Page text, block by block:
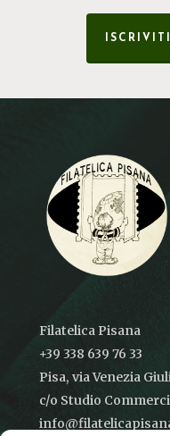
Filatelica Pisana
+39 338 639 76 33
Pisa, via Venezia
c/o Studio